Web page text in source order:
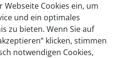
Produkte am Standort in
Auf diese Qualität vertrauen
60.000 Privatkunden und
Webseite Cookies ein, um
und ein optimales
zu bieten. Wenn Sie auf
klicken, stimmen
notwendigen Cookies,